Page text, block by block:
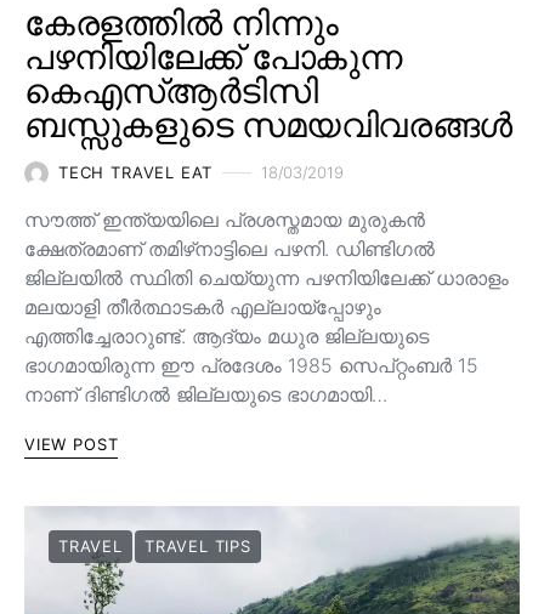
കേരളത്തിൽ നിന്നും
പഴനിയിലേക്ക് പോകുന്ന
കെഎസ്ആർടിസി
ബസ്സുകളുടെ സമയവിവരങ്ങൾ
TECH TRAVEL EAT 18/03/2019
സൗത്ത് ഇന്ത്യയിലെ പ്രശസ്തമായ മുരുകൻ
ക്ഷേത്രമാണ് തമിഴ്‌നാട്ടിലെ പഴനി. ഡിണ്ടിഗൽ
ജില്ലയിൽ സ്ഥിതി ചെയ്യുന്ന പഴനിയിലേക്ക് ധാരാളം
മലയാളി തീർത്ഥാടകർ എല്ലായ്‌പ്പോഴും
എത്തിച്ചേരാറുണ്ട്. ആദ്യം മധുര ജില്ലയുടെ
ഭാഗമായിരുന്ന ഈ പ്രദേശം 1985 സെപ്റ്റംബർ 15
നാണ്‌ ദിണ്ടിഗൽ ജില്ലയുടെ ഭാഗമായി…
VIEW POST
TRAVEL TRAVEL TIPS